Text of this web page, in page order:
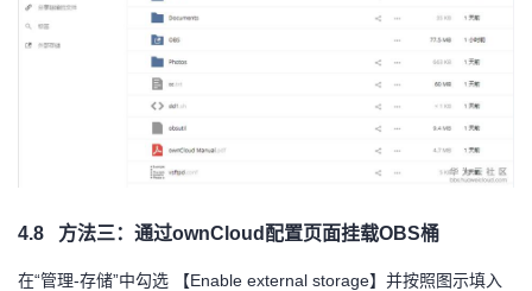
4.8 方法三：通过ownCloud配置页面挂载OBS桶
在“管理-存储”中勾选 【Enable external storage】并按照图示填入